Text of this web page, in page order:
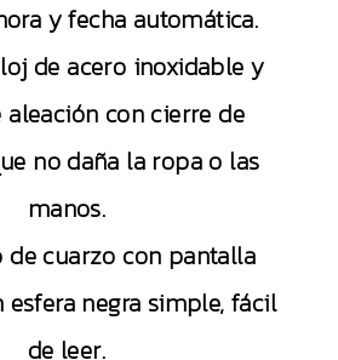
y fecha automática.
de acero inoxidable y
aleación con cierre de
no daña la ropa o las
manos.
de cuarzo con pantalla
esfera negra simple, fácil
de leer.